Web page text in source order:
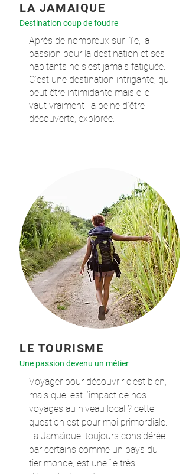
Après de nombreux sur l'île, la
passion pour la destination et ses
habitants ne s'est jamais fatiguée.
C'est une destination intrigante, qui
peut être intimidante mais elle
vaut vraiment la peine d'être
découverte, explorée.
Destination coup de foudre
LA JAMAIQUE
Voyager pour découvrir c’est bien,
mais quel est l’impact de nos
voyages au niveau local ? cette
question est pour moi primordiale.
La Jamaïque, toujours considérée
par certains comme un pays du
tier monde, est une île très
Une passion devenu un métier
LE TOURISME